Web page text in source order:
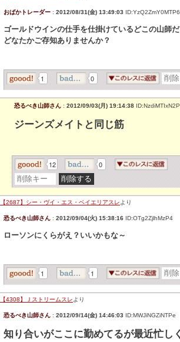
おばかトレーダー : 2012/08/31(金) 13:49:03 ID:YzQ2ZmY0MTP6
ゴールドウインの仕手を仕掛けているどこの山師だ
どなたかご存知ありませんか？
1 0
恐るべき山師さん : 2012/09/03(月) 19:14:38
ジーンズメイトと同じ筋
12 0
【2687】シー・ヴイ・エス・ベイエリアスレ より
恐るべき山師さん : 2012/09/04(火) 15:38:16 ID:OTg2ZjlhMzP4
ローソンにくらがえ？いいかもな～
1 1
【4308】Ｊストリームスレ より
恐るべき山師さん : 2012/09/14(金) 14:46:03 ID:MWJiNGZiNTPe
知り合いがここに勤めてるが最近忙し